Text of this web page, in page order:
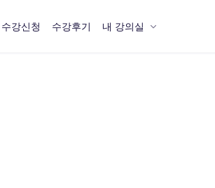
수강신청 수강후기 내 강의실